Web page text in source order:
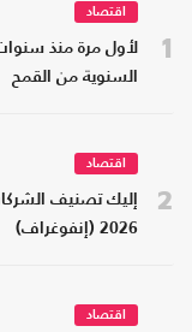
1
اقتصاد
لأول مرة منذ
السنوية من القمح
2
اقتصاد
إليك تصنيف
2026 (إنفوغراف)
اقتصاد